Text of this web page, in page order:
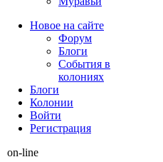
Новое на сайте
Форум
Блоги
События в
колониях
Блоги
Колонии
Войти
Peгиcтpaция
on-line